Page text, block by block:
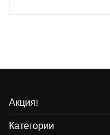
Акция!
Категории